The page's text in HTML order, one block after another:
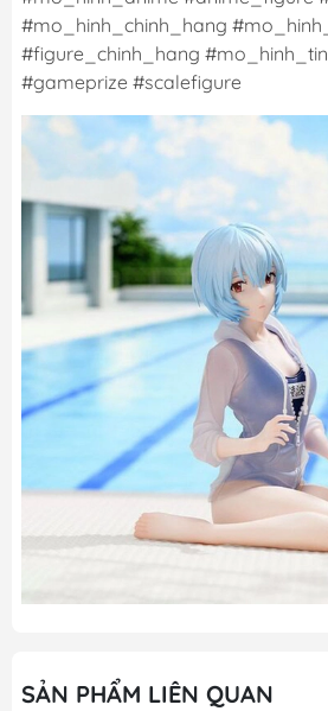
#mo_hinh_chinh_hang
#figure_chinh_hang
#gameprize #scalefigure
SẢN PHẨM LIÊN QUAN